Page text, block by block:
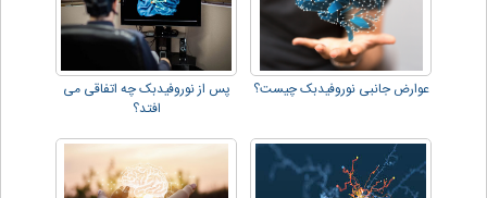
عوارض جانبی نوروفیدبک چیست؟
پس از نوروفیدبک چه اتفاقی می
افتد؟